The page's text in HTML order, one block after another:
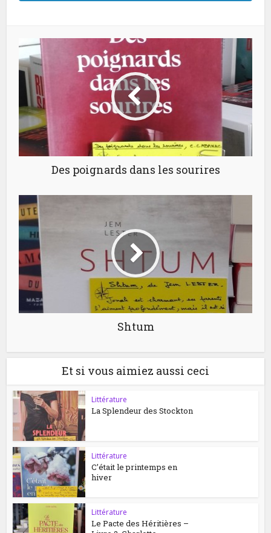
Des poignards dans les sourires
Shtum
Et si vous aimiez aussi ceci
Littérature
La Splendeur des Stockton
Littérature
C’était le printemps en
hiver
Littérature
Le Pacte des Héritières –